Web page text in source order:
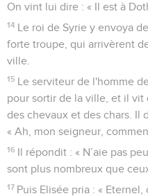
On vint lui dire : « Il est à
14 Le roi de Syrie y envoya
forte troupe, qui arrivèrent
ville.
15 Le serviteur de l'homme
pour sortir de la ville, et il vit
des chevaux et des chars. Il
« Ah, mon seigneur,
16 Il répondit : « N’aie pas
sont plus nombreux que
17 Puis Elisée pria : «